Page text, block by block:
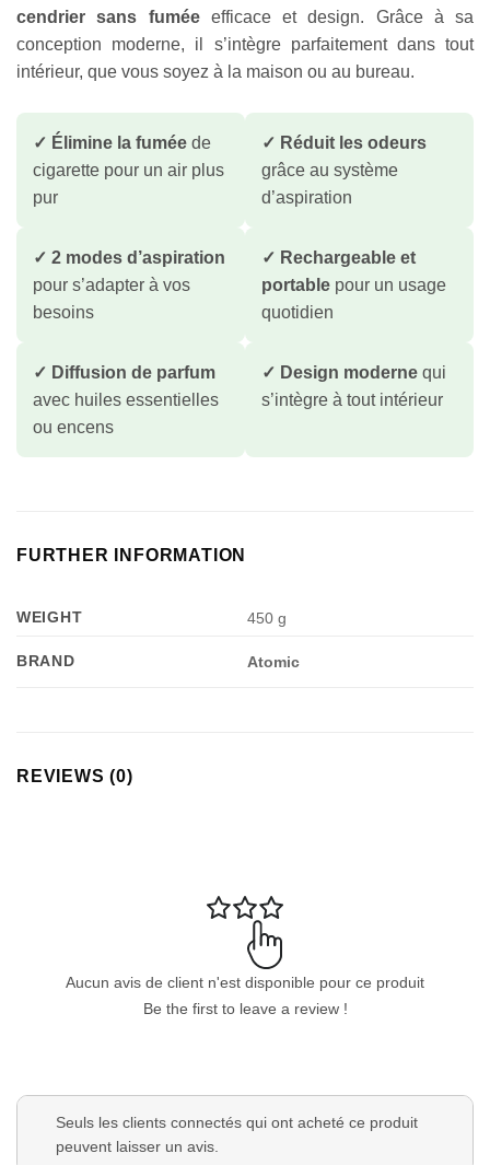
cendrier sans fuméeefficace et design. Grâce à sa
conception moderne, il s’intègre parfaitement dans tout
intérieur, que vous soyez à la maison ou au bureau.
✓ Élimine la fumée de
cigarette pour un air plus
pur
✓ Réduit les odeurs
grâce au système
d’aspiration
✓ 2 modes d’aspiration
pour s’adapter à vos
besoins
✓ Rechargeable et
portable pour un usage
quotidien
✓ Diffusion de parfum
avec huiles essentielles
ou encens
✓ Design moderne qui
s’intègre à tout intérieur
FURTHER INFORMATION
WEIGHT 450 g
BRAND Atomic
REVIEWS (0)
Aucun avis de client n'est disponible pour ce produit
Be the first to leave a review !
Seuls les clients connectés qui ont acheté ce produit
peuvent laisser un avis.